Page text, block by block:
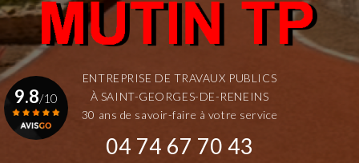
ENTREPRISE DE TRAVAUX PUBLICS
À SAINT-GEORGES-DE-RENEINS
30 ans de savoir-faire à votre service
04 74 67 70 43
9.8/10